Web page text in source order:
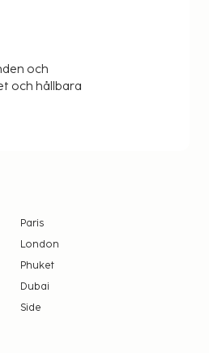
och
och hållbara
Paris
London
Phuket
Dubai
Side